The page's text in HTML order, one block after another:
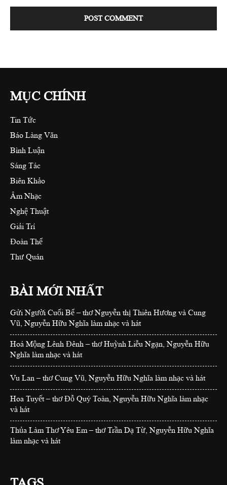
MỤC CHÍNH
Tin Tức
Báo Làng Văn
Bình Luận
Sáng Tác
Biên Khảo
Âm Nhạc
Nghệ Thuật
Giải Trí
Đoàn Thể
Thư Quán
BÀI MỚI NHẤT
Gửi Người Cuối Bể – thơ Nguyễn thị Thiên Hương và Cung
Vũ, Nguyễn Hữu Nghĩa làm nhạc và hát
Hoá Mộng Lênh Đênh – thơ Huỳnh Liễu Ngạn, Nguyễn Hữu
Nghĩa làm nhạc và hát
Vu Lan – thơ Cung Vũ, Nguyễn Hữu Nghĩa làm nhạc và hát
Hoa Tuyết – thơ Đỗ Quý Toàn, Nguyễn Hữu Nghĩa làm nhạc
và hát
Thủa Làm Thơ Yêu Em – thơ Trần Dạ Từ, Nguyễn Hữu Nghĩa
làm nhạc và hát